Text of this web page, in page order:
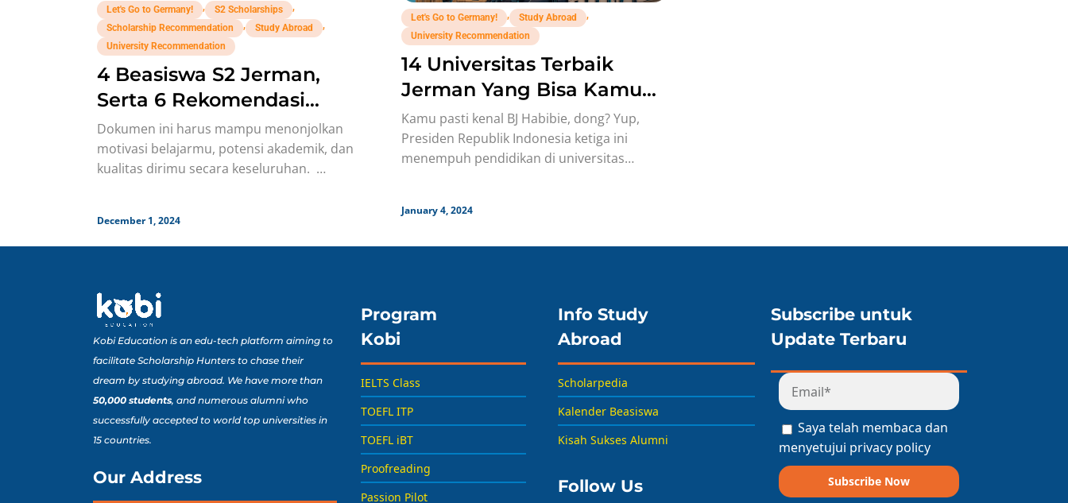
Let's Go to Germany! , S2 Scholarships
,
Scholarship Recommendation
, Study Abroad
,
University Recommendation
4 Beasiswa S2 Jerman,
Serta 6 Rekomendasi
Universitas Buatmu!
Dokumen ini harus mampu menonjolkan
motivasi belajarmu, potensi akademik, dan
kualitas dirimu secara keseluruhan.
December 1, 2024
Let's Go to Germany! , Study Abroad
,
University Recommendation
14 Universitas Terbaik
Jerman Yang Bisa Kamu
Targetkan di 2026!
Kamu pasti kenal BJ Habibie, dong? Yup,
Presiden Republik Indonesia ketiga ini
menempuh pendidikan di universitas
January 4, 2024
Kobi Education is an edu-tech platform aiming to
facilitate Scholarship Hunters to chase their
dream by studying abroad. We have more than
50,000 students, and numerous alumni who
successfully accepted to world top universities in
15 countries.
Our Address
Program
Kobi
IELTS Class
TOEFL ITP
TOEFL iBT
Proofreading
Passion Pilot
Info Study
Abroad
Scholarpedia
Kalender Beasiswa
Kisah Sukses Alumni
Follow Us
Subscribe untuk
Update Terbaru
Saya telah membaca dan
menyetujui privacy policy
Subscribe Now